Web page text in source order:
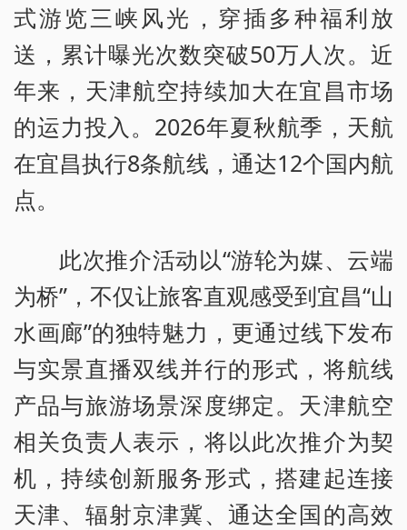
式游览三峡风光，穿插多种福利放
送，累计曝光次数突破50万人次。近
年来，天津航空持续加大在宜昌市场
的运力投入。2026年夏秋航季，天航
在宜昌执行8条航线，通达12个国内航
点。
此次推介活动以“游轮为媒、云端
为桥”，不仅让旅客直观感受到宜昌“山
水画廊”的独特魅力，更通过线下发布
与实景直播双线并行的形式，将航线
产品与旅游场景深度绑定。天津航空
相关负责人表示，将以此次推介为契
机，持续创新服务形式，搭建起连接
天津、辐射京津冀、通达全国的高效